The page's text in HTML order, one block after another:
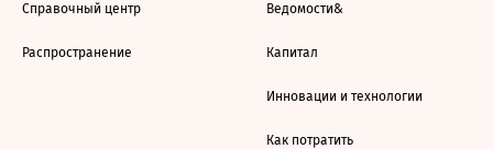
Справочный центр
Распространение
Ведомости&
Капитал
Инновации и технологии
Как потратить